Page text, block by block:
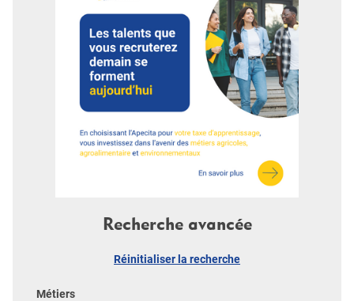
Recherche avancée
Réinitialiser la recherche
Métiers